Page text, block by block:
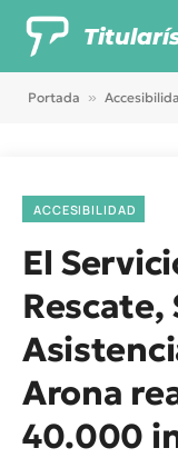
Portada »
ACCESIBILIDAD
El
Arona
40.000